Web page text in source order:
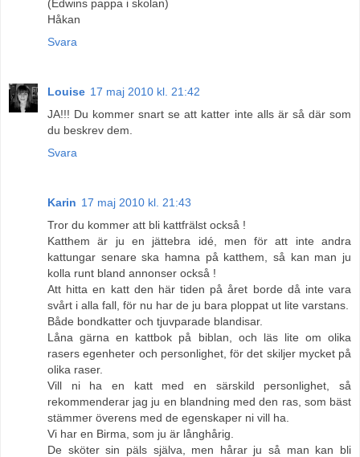
(Edwins pappa i skolan)
Håkan
Svara
Louise 17 maj 2010 kl. 21:42
JA!!! Du kommer snart se att katter inte alls är så där som
du beskrev dem.
Svara
Karin 17 maj 2010 kl. 21:43
Tror du kommer att bli kattfrälst också !
Katthem är ju en jättebra idé, men för att inte andra
kattungar senare ska hamna på katthem, så kan man ju
kolla runt bland annonser också !
Att hitta en katt den här tiden på året borde då inte vara
svårt i alla fall, för nu har de ju bara ploppat ut lite varstans.
Både bondkatter och tjuvparade blandisar.
Låna gärna en kattbok på biblan, och läs lite om olika
rasers egenheter och personlighet, för det skiljer mycket på
olika raser.
Vill ni ha en katt med en särskild personlighet, så
rekommenderar jag ju en blandning med den ras, som bäst
stämmer överens med de egenskaper ni vill ha.
Vi har en Birma, som ju är långhårig.
De sköter sin päls själva, men hårar ju så man kan bli